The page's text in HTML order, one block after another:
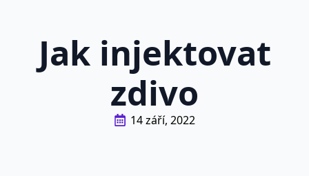
Jak injektovat
zdivo
14 září, 2022